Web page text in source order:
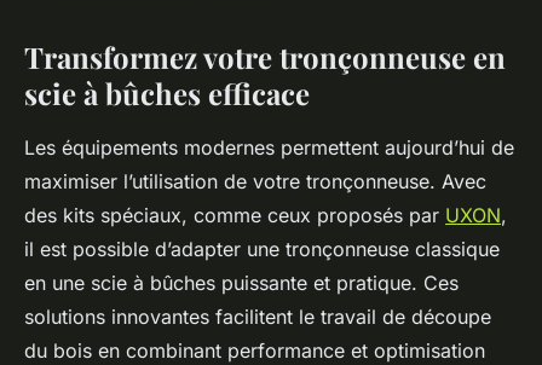
Transformez votre tronçonneuse en
scie à bûches efficace
Les équipements modernes permettent aujourd’hui de
maximiser l’utilisation de votre tronçonneuse. Avec
des kits spéciaux, comme ceux proposés par UXON,
il est possible d’adapter une tronçonneuse classique
en une scie à bûches puissante et pratique. Ces
solutions innovantes facilitent le travail de découpe
du bois en combinant performance et optimisation